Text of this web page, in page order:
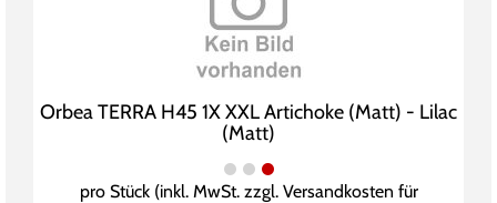
Orbea TERRA H45 1X XXL Artichoke (Matt) - Lilac
(Matt)
pro Stück (inkl. MwSt. zzgl. Versandkosten für